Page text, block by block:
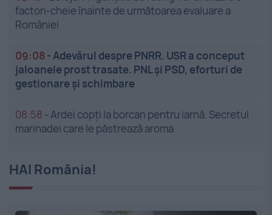
factori-cheie înainte de următoarea evaluare a
României
09:08 -Adevărul despre PNRR. USR a conceput
jaloanele prost trasate. PNL și PSD, eforturi de
gestionare și schimbare
08:58 -Ardei copți la borcan pentru iarnă. Secretul
marinadei care le păstrează aroma
HAI România!